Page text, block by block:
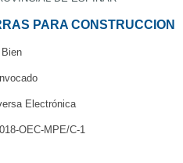
PARA CONSTRUCCION
Bien
Electrónica
OEC-MPE/C-1